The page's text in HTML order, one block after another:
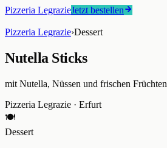
Pizzeria LegrazieJetzt bestellen
Pizzeria Legrazie›Dessert
Nutella Sticks
mit Nutella, Nüssen und frischen Früchten
Pizzeria Legrazie · Erfurt
🍽️
Dessert